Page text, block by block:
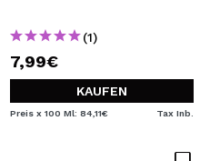
(1)
7,99€
KAUFEN
Preis x 100 Ml: 84,11€ Tax Inb.